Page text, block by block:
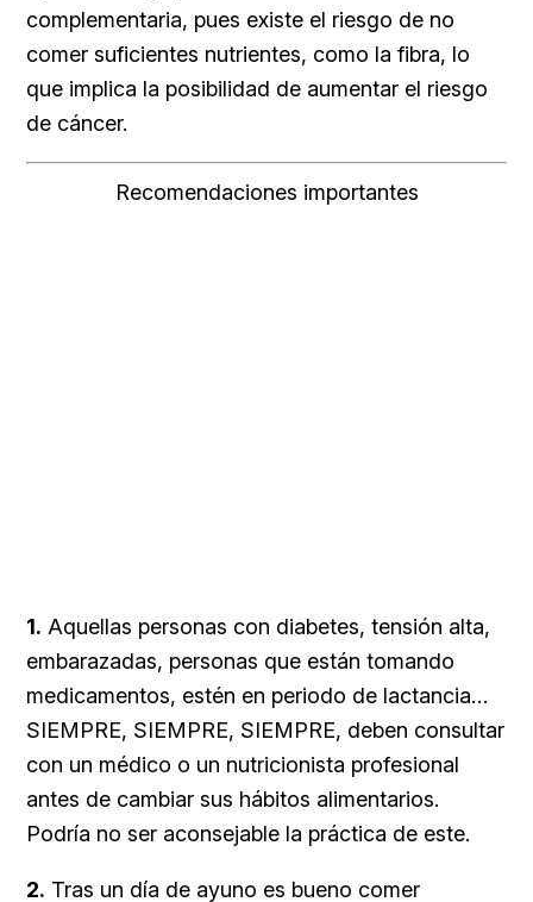
complementaria, pues existe el riesgo de no
comer suficientes nutrientes, como la fibra, lo
que implica la posibilidad de aumentar el riesgo
de cáncer.
Recomendaciones importantes
1. Aquellas personas con diabetes, tensión alta,
embarazadas, personas que están tomando
medicamentos, estén en periodo de lactancia…
SIEMPRE, SIEMPRE, SIEMPRE, deben consultar
con un médico o un nutricionista profesional
antes de cambiar sus hábitos alimentarios.
Podría no ser aconsejable la práctica de este.
2. Tras un día de ayuno es bueno comer